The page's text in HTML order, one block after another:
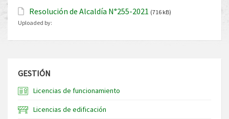
Resolución de Alcaldía N°255-2021 (716 kB)
Uploaded by:
GESTIÓN
Licencias de funcionamiento
Licencias de edificación